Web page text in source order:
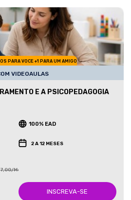
PARA VOCE +1 PARA UM AMIGO
VIDEOAULAS
E A PSICOPEDAGOGIA
100% EAD
2 A 12 MESES
Mês
INSCREVA-SE